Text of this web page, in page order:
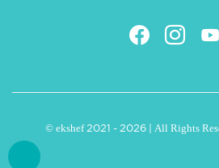
© ekshef 2021 - 2026 | All Rights